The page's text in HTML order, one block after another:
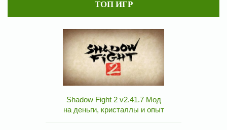
ТОП ИГР
Shadow Fight 2 v2.41.7 Мод
на деньги, кристаллы и опыт